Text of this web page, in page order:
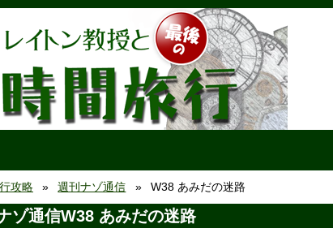
攻略 週刊ナゾ通信 W38 あみだの迷路
ゾ通信W38 あみだの迷路